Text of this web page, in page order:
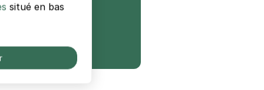
5 € pour 4h
situé en bas